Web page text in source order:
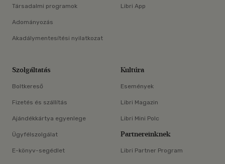
Társadalmi programok
Adományozás
Akadálymentesítési nyilatkozat
Libri App
Szolgáltatás
Boltkereső
Fizetés és szállítás
Ajándékkártya egyenlege
Ügyfélszolgálat
E-könyv-segédlet
Kultúra
Események
Libri Magazin
Libri Mini Polc
Partnereinknek
Libri Partner Program